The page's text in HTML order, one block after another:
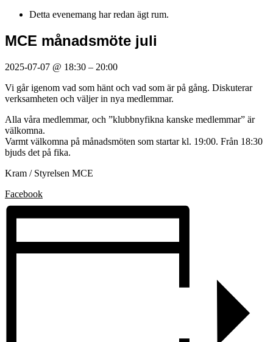
Detta evenemang har redan ägt rum.
MCE månadsmöte juli
2025-07-07 @ 18:30 – 20:00
Vi går igenom vad som hänt och vad som är på gång. Diskuterar
verksamheten och väljer in nya medlemmar.
Alla våra medlemmar, och ”klubbnyfikna kanske medlemmar” är
välkomna.
Varmt välkomna på månadsmöten som startar kl. 19:00. Från 18:30
bjuds det på fika.
Kram / Styrelsen MCE
Facebook